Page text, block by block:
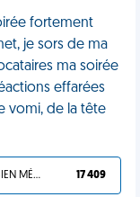
fortement
je sors de ma
ma soirée
effarées
vomi, de la tête
TU L'AS BIEN MÉRITÉ 17 409